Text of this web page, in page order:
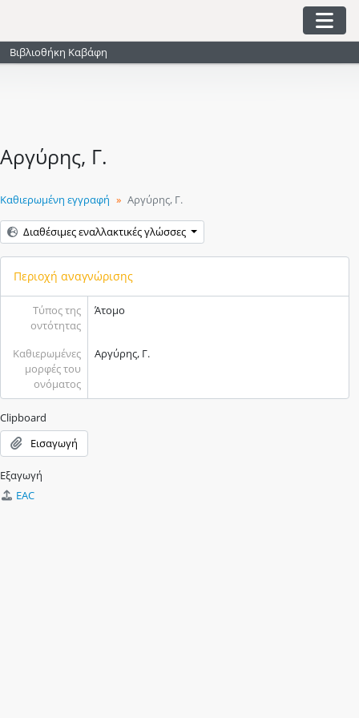
Βιβλιοθήκη Καβάφη
Αργύρης, Γ.
Καθιερωμένη εγγραφή Αργύρης, Γ.
Διαθέσιμες εναλλακτικές γλώσσες
Περιοχή αναγνώρισης
Τύπος της
οντότητας
Άτομο
Καθιερωμένες
μορφές του
ονόματος
Αργύρης, Γ.
Clipboard
Εισαγωγή
Εξαγωγή
EAC